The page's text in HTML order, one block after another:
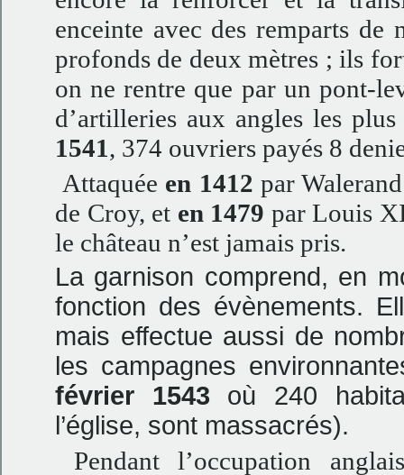
enceinte avec des remparts de
profonds de deux mètres ; ils
on ne rentre que par un pont-
d’artilleries aux angles les
1541, 374 ouvriers payés 8
Attaquée en 1412 par
de Croy, et en 1479 par Louis
le château n’est jamais pris.
La garnison comprend, en
fonction des évènements.
mais effectue aussi de
les campagnes
février 1543 où 240
l’église, sont massacrés).
Pendant l’occupation